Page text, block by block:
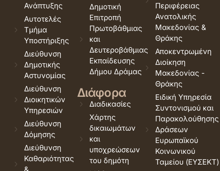
Ανάπτυξης
Αυτοτελές
Τμήμα
Υποστήριξης
Διεύθυνση
Δημοτικής
Αστυνομίας
Διεύθυνση
Διοικητικών
Υπηρεσιών
Διεύθυνση
Δόμησης
Διεύθυνση
Καθαριότητας
Δημοτική
Επιτροπή
Πρωτοβάθμιας
και
Δευτεροβάθμιας
Εκπαίδευσης
Δήμου Δράμας
Διάφορα
Διαδικασίες
Χάρτης
δικαιωμάτων
και
υποχρεώσεων
του δημότη
Περιφέρειας
Ανατολικής
Μακεδονίας &
Θράκης
Αποκεντρωμένη
Διοίκηση
Μακεδονίας -
Θράκης
Ειδική Υπηρεσία
Συντονισμού και
Παρακολούθησης
Δράσεων
Ευρωπαϊκού
Κοινωνικού
Ταμείου (ΕΥΣΕΚΤ)